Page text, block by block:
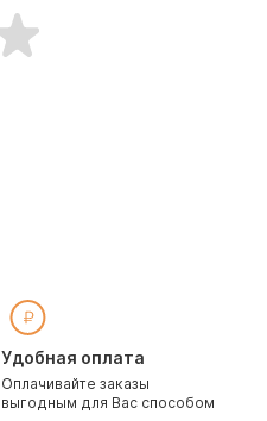
Удобная оплата
Оплачивайте заказы
выгодным для Вас способом